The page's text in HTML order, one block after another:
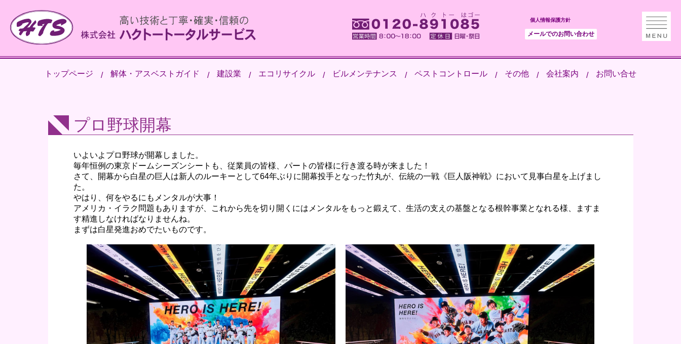
個人情報保護方針
メールでのお問い合わせ
トップページ 解体・アスベストガイド 建設業 エコリサイクル ビルメンテナンス ペストコントロール その他 会社案内 お問い合せ
プロ野球開幕
いよいよプロ野球が開幕しました。
毎年恒例の東京ドームシーズンシートも、従業員の皆様、パートの皆様に行き渡る時が来ました！
さて、開幕から白星の巨人は新人のルーキーとして64年ぶりに開幕投手となった竹丸が、伝統の一戦《巨人阪神戦》において見事白星を上げまし
た。
やはり、何をやるにもメンタルが大事！
アメリカ・イラク問題もありますが、これから先を切り開くにはメンタルをもっと鍛えて、生活の支えの基盤となる根幹事業となれる様、ますま
す精進しなければなりませんね。
まずは白星発進おめでたいものです。